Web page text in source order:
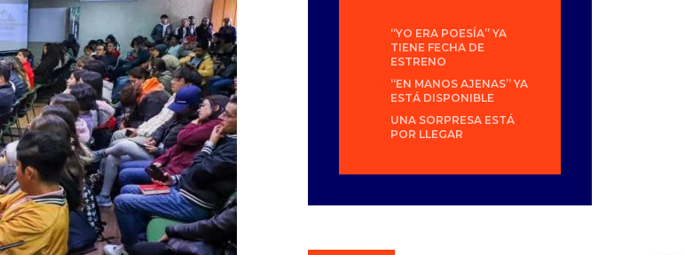
“YO ERA POESÍA” YA
TIENE FECHA DE
ESTRENO
“EN MANOS AJENAS” YA
ESTÁ DISPONIBLE
UNA SORPRESA ESTÁ
POR LLEGAR